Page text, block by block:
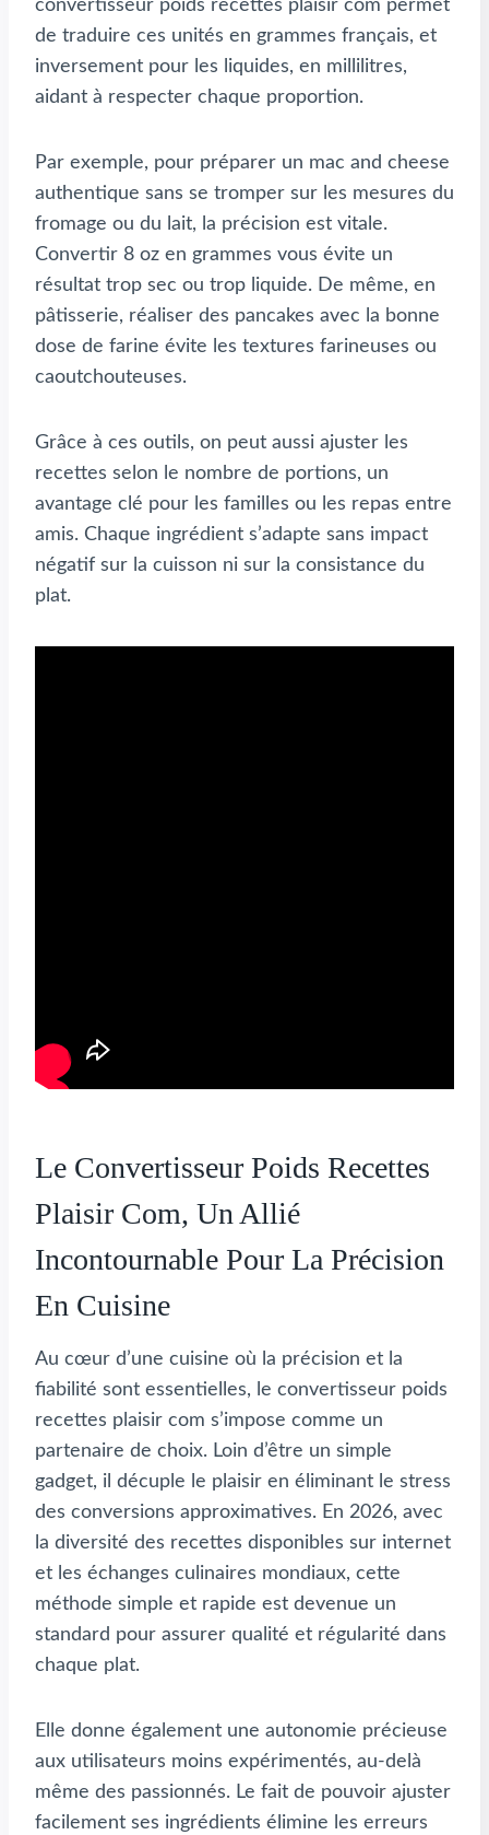
convertisseur poids recettes plaisir com permet
de traduire ces unités en grammes français, et
inversement pour les liquides, en millilitres,
aidant à respecter chaque proportion.
Par exemple, pour préparer un mac and cheese
authentique sans se tromper sur les mesures du
fromage ou du lait, la précision est vitale.
Convertir 8 oz en grammes vous évite un
résultat trop sec ou trop liquide. De même, en
pâtisserie, réaliser des pancakes avec la bonne
dose de farine évite les textures farineuses ou
caoutchouteuses.
Grâce à ces outils, on peut aussi ajuster les
recettes selon le nombre de portions, un
avantage clé pour les familles ou les repas entre
amis. Chaque ingrédient s’adapte sans impact
négatif sur la cuisson ni sur la consistance du
plat.
Le Convertisseur Poids Recettes
Plaisir Com, Un Allié
Incontournable Pour La Précision
En Cuisine
Au cœur d’une cuisine où la précision et la
fiabilité sont essentielles, le convertisseur poids
recettes plaisir com s’impose comme un
partenaire de choix. Loin d’être un simple
gadget, il décuple le plaisir en éliminant le stress
des conversions approximatives. En 2026, avec
la diversité des recettes disponibles sur internet
et les échanges culinaires mondiaux, cette
méthode simple et rapide est devenue un
standard pour assurer qualité et régularité dans
chaque plat.
Elle donne également une autonomie précieuse
aux utilisateurs moins expérimentés, au-delà
même des passionnés. Le fait de pouvoir ajuster
facilement ses ingrédients élimine les erreurs